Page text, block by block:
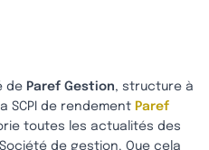
de Paref Gestion, structure à
SCPI de rendement Paref
toutes les actualités des
de gestion. Que cela